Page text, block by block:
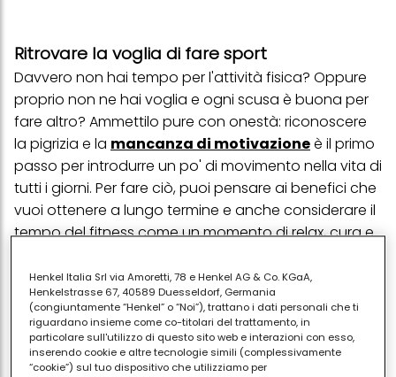
Ritrovare la voglia di fare sport
Davvero non hai tempo per l'attività fisica? Oppure
proprio non ne hai voglia e ogni scusa è buona per
fare altro? Ammettilo pure con onestà: riconoscere
la pigrizia e la mancanza di motivazioneè il primo
passo per introdurre un po' di movimento nella vita di
tutti i giorni. Per fare ciò, puoi pensare ai benefici che
vuoi ottenere a lungo termine e anche considerare il
tempo del fitness come un momento di relax, cura e
Come fare se non si ha tempo per fare
sport
Una volta che hai messo a fuoco motivazione e
Henkel Italia Srl via Amoretti, 78 e Henkel AG & Co. KGaA,
Henkelstrasse 67, 40589 Duesseldorf, Germania
(congiuntamente “Henkel” o “Noi”), trattano i dati personali che ti
riguardano insieme come co-titolari del trattamento, in
particolare sull'utilizzo di questo sito web e interazioni con esso,
inserendo cookie e altre tecnologie simili (complessivamente
“cookie”) sul tuo dispositivo che utilizziamo per